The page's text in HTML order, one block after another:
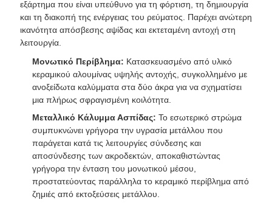
εξάρτημα που είναι υπεύθυνο για τη φόρτιση, τη δημιουργία
και τη διακοπή της ενέργειας του ρεύματος. Παρέχει ανώτερη
ικανότητα απόσβεσης αψίδας και εκτεταμένη αντοχή στη
λειτουργία.
Μονωτικό Περίβλημα: Κατασκευασμένο από υλικό
κεραμικού αλουμίνας υψηλής αντοχής, συγκολλημένο με
ανοξείδωτα καλύμματα στα δύο άκρα για να σχηματίσει
μια πλήρως σφραγισμένη κοιλότητα.
Μεταλλικό Κάλυμμα Ασπίδας: Το εσωτερικό στρώμα
συμπυκνώνει γρήγορα την υγρασία μετάλλου που
παράγεται κατά τις λειτουργίες σύνδεσης και
αποσύνδεσης των ακροδεκτών, αποκαθιστώντας
γρήγορα την ένταση του μονωτικού μέσου,
προστατεύοντας παράλληλα το κεραμικό περίβλημα από
ζημιές από εκτοξεύσεις μετάλλου.